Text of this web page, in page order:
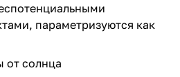
параметризуются как
от солнца